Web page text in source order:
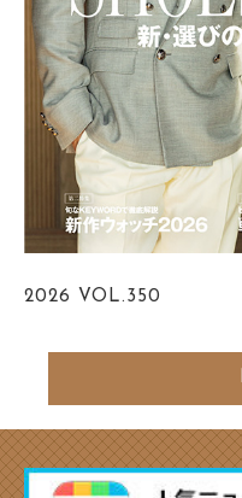
2026 VOL.350